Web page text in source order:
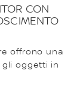
CON
offrono una
gli oggetti in